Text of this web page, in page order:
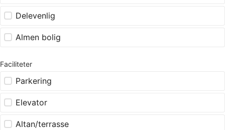
Delevenlig
Almen bolig
Faciliteter
Parkering
Elevator
Altan/terrasse